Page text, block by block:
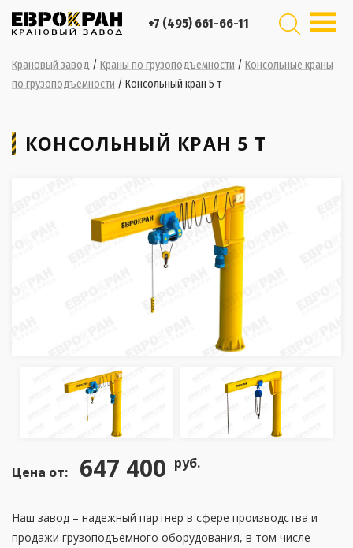
+7 (495) 661-66-11
Крановый завод / Краны по грузоподъемности / Консольные краны
по грузоподъемности / Консольный кран 5 т
КОНСОЛЬНЫЙ КРАН 5 Т
Цена от: 647 400 руб.
Наш завод – надежный партнер в сфере производства и
продажи грузоподъемного оборудования, в том числе